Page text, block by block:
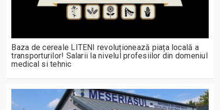
Baza de cereale LITENI revoluționează piața locală a
transporturilor! Salarii la nivelul profesiilor din domeniul
medical si tehnic